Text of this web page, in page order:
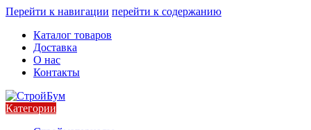
Перейти к навигации перейти к содержанию
Каталог товаров
Доставка
О нас
Контакты
Категории